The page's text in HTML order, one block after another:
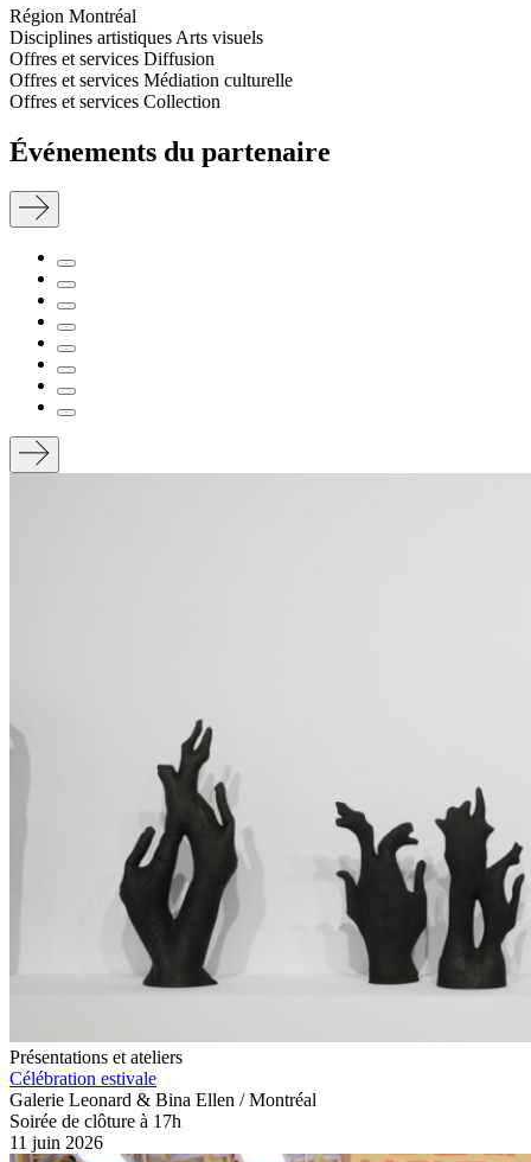
Région Montréal
Disciplines artistiques Arts visuels
Offres et services Diffusion
Offres et services Médiation culturelle
Offres et services Collection
Événements du partenaire
Présentations et ateliers
Célébration estivale
Galerie Leonard & Bina Ellen / Montréal
Soirée de clôture à 17h
11 juin 2026